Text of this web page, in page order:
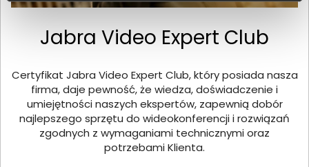
Jabra Video Expert Club
Certyfikat Jabra Video Expert Club, który posiada nasza
firma, daje pewność, że wiedza, doświadczenie i
umiejętności naszych ekspertów, zapewnią dobór
najlepszego sprzętu do wideokonferencji i rozwiązań
zgodnych z wymaganiami technicznymi oraz
potrzebami Klienta.